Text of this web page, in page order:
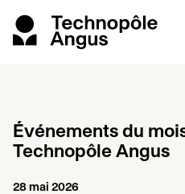
Événements du
Technopôle Angus
28 mai 2026